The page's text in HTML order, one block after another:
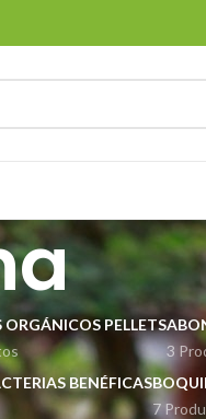
PELLETS
3
BENÉFICAS
7